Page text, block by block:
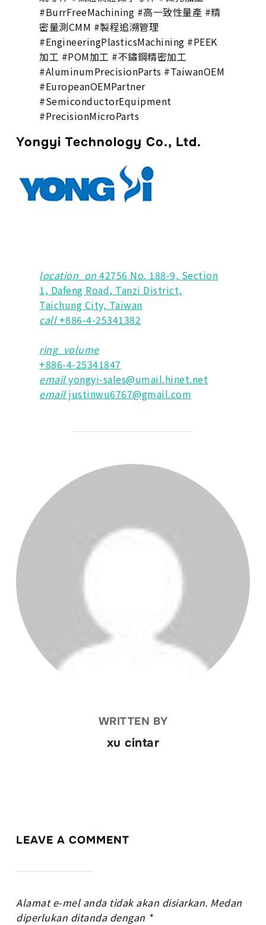
#BurrFreeMachining #高一致性量產 #精
密量測CMM #製程追溯管理
#EngineeringPlasticsMachining #PEEK
加工 #POM加工 #不鏽鋼精密加工
#AluminumPrecisionParts #TaiwanOEM
#EuropeanOEMPartner
#SemiconductorEquipment
#PrecisionMicroParts
Yongyi Technology Co., Ltd.
location_on 42756 No. 188-9, Section
1, Dafeng Road, Tanzi District,
Taichung City, Taiwan
call+886-4-25341382
ring_volume
+886-4-25341847
emailyongyi-sales@umail.hinet.net
emailjustinwu6767@gmail.com
POST AUTHOR
WRITTEN BY
xu cintar
LEAVE A COMMENT
Alamat e-mel anda tidak akan disiarkan. Medan
diperlukan ditanda dengan *